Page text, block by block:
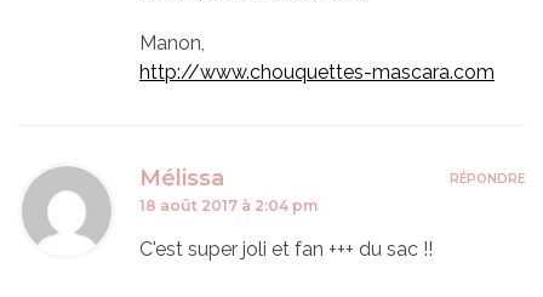
Manon,
http://www.chouquettes-mascara.com
Mélissa
18 août 2017 à 2:04 pm
C'est super joli et fan +++ du sac !!
RÉPONDRE